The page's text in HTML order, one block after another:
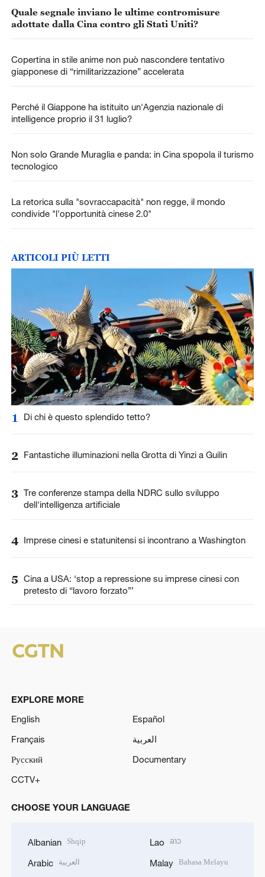
Quale segnale inviano le ultime contromisure
adottate dalla Cina contro gli Stati Uniti?
Copertina in stile anime non può nascondere tentativo
giapponese di “rimilitarizzazione” accelerata
Perché il Giappone ha istituito un'Agenzia nazionale di
intelligence proprio il 31 luglio?
Non solo Grande Muraglia e panda: in Cina spopola il turismo
tecnologico
La retorica sulla "sovraccapacità" non regge, il mondo
condivide "l'opportunità cinese 2.0"
ARTICOLI PIÙ LETTI
1 Di chi è questo splendido tetto?
2 Fantastiche illuminazioni nella Grotta di Yinzi a Guilin
3 Tre conferenze stampa della NDRC sullo sviluppo
dell'intelligenza artificiale
4 Imprese cinesi e statunitensi si incontrano a Washington
5 Cina a USA: ‘stop a repressione su imprese cinesi con
pretesto di “lavoro forzato”’
EXPLORE MORE
English
Español
Français
العربية
Русский
Documentary
CCTV+
CHOOSE YOUR LANGUAGE
Albanian Shqip
Arabic العربية
Lao ລາວ
Malay Bahasa Melayu